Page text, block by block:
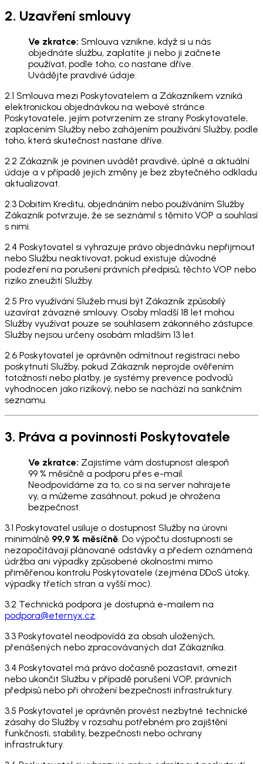
2. Uzavření smlouvy
Ve zkratce: Smlouva vznikne, když si u nás
objednáte službu, zaplatíte ji nebo ji začnete
používat, podle toho, co nastane dříve.
Uvádějte pravdivé údaje.
2.1 Smlouva mezi Poskytovatelem a Zákazníkem vzniká
elektronickou objednávkou na webové stránce
Poskytovatele, jejím potvrzením ze strany Poskytovatele,
zaplacením Služby nebo zahájením používání Služby, podle
toho, která skutečnost nastane dříve.
2.2 Zákazník je povinen uvádět pravdivé, úplné a aktuální
údaje a v případě jejich změny je bez zbytečného odkladu
aktualizovat.
2.3 Dobitím Kreditu, objednáním nebo používáním Služby
Zákazník potvrzuje, že se seznámil s těmito VOP a souhlasí
s nimi.
2.4 Poskytovatel si vyhrazuje právo objednávku nepřijmout
nebo Službu neaktivovat, pokud existuje důvodné
podezření na porušení právních předpisů, těchto VOP nebo
riziko zneužití Služby.
2.5 Pro využívání Služeb musí být Zákazník způsobilý
uzavírat závazné smlouvy. Osoby mladší 18 let mohou
Služby využívat pouze se souhlasem zákonného zástupce.
Služby nejsou určeny osobám mladším 13 let.
2.6 Poskytovatel je oprávněn odmítnout registraci nebo
poskytnutí Služby, pokud Zákazník neprojde ověřením
totožnosti nebo platby, je systémy prevence podvodů
vyhodnocen jako rizikový, nebo se nachází na sankčním
seznamu.
3. Práva a povinnosti Poskytovatele
Ve zkratce: Zajistíme vám dostupnost alespoň
99 % měsíčně a podporu přes e-mail.
Neodpovídáme za to, co si na server nahrajete
vy, a můžeme zasáhnout, pokud je ohrožena
bezpečnost.
3.1 Poskytovatel usiluje o dostupnost Služby na úrovni
minimálně 99,9 % měsíčně. Do výpočtu dostupnosti se
nezapočítávají plánované odstávky a předem oznámená
údržba ani výpadky způsobené okolnostmi mimo
přiměřenou kontrolu Poskytovatele (zejména DDoS útoky,
výpadky třetích stran a vyšší moc).
3.2 Technická podpora je dostupná e-mailem na
podpora@eternyx.cz.
3.3 Poskytovatel neodpovídá za obsah uložených,
přenášených nebo zpracovávaných dat Zákazníka.
3.4 Poskytovatel má právo dočasně pozastavit, omezit
nebo ukončit Službu v případě porušení VOP, právních
předpisů nebo při ohrožení bezpečnosti infrastruktury.
3.5 Poskytovatel je oprávněn provést nezbytné technické
zásahy do Služby v rozsahu potřebném pro zajištění
funkčnosti, stability, bezpečnosti nebo ochrany
infrastruktury.